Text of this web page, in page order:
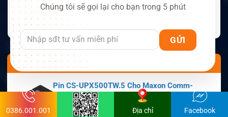
XEM THÊM NỘI DUNG
SẢN PHẨM NỔI BẬT
Pin CS-UPX500TW.5 Cho Maxon Comm-
Panion CP0150, CP0511, CP0515
Còn hàng
Chúng tôi sẽ gọi lại cho bạn trong 5 phút
0386.001.001 Địa chỉ Facebook